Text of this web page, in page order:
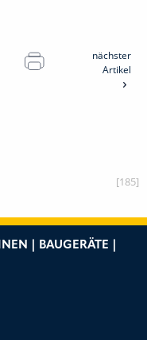
nächster
Artikel
[185]
| BAUGERÄTE |